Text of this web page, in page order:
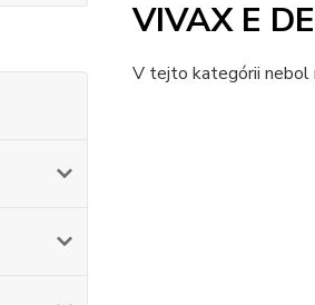
VIVAX E
V tejto kategórii nebol